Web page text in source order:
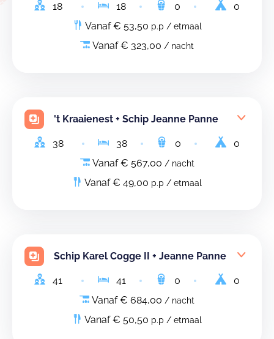
18 18 0
0
Vanaf € 53,50 p.p / etmaal
Vanaf € 323,00 / nacht
't Kraaienest + Schip Jeanne Panne
38 38 0
0
Vanaf € 567,00 / nacht
Vanaf € 49,00 p.p / etmaal
Schip Karel Cogge II + Jeanne Panne
41 41 0
0
Vanaf € 684,00 / nacht
Vanaf € 50,50 p.p / etmaal